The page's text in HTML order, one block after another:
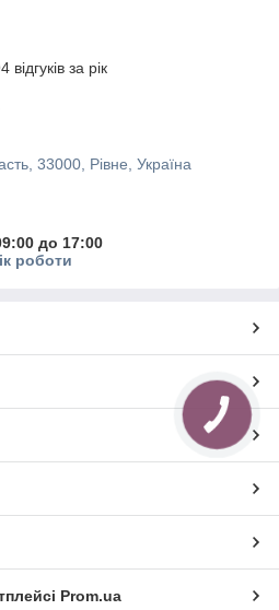
за рік
33000, Рівне, Україна
до 17:00
роботи
Prom.ua
КНОПКА
ЗВ'ЯЗКУ